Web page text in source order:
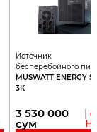
Источник
бесперебойного
MUSWATT ENERGY
3К
3 530 000
сум
| с